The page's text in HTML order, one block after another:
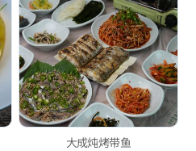
大成炖烤带鱼